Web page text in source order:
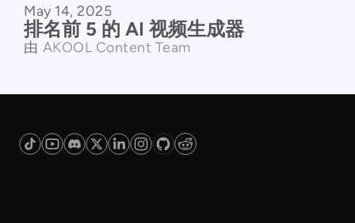
May 14, 2025
排名前 5 的 AI 视频生成器
由 AKOOL Content Team